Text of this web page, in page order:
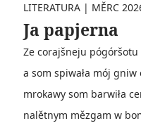
LITERATURA | MĚRC
Ja papjerna
Ze corajšneju pógóršotu
a som spiwała mój gniw
mrokawy som barwiła
nalětnym mězgam w